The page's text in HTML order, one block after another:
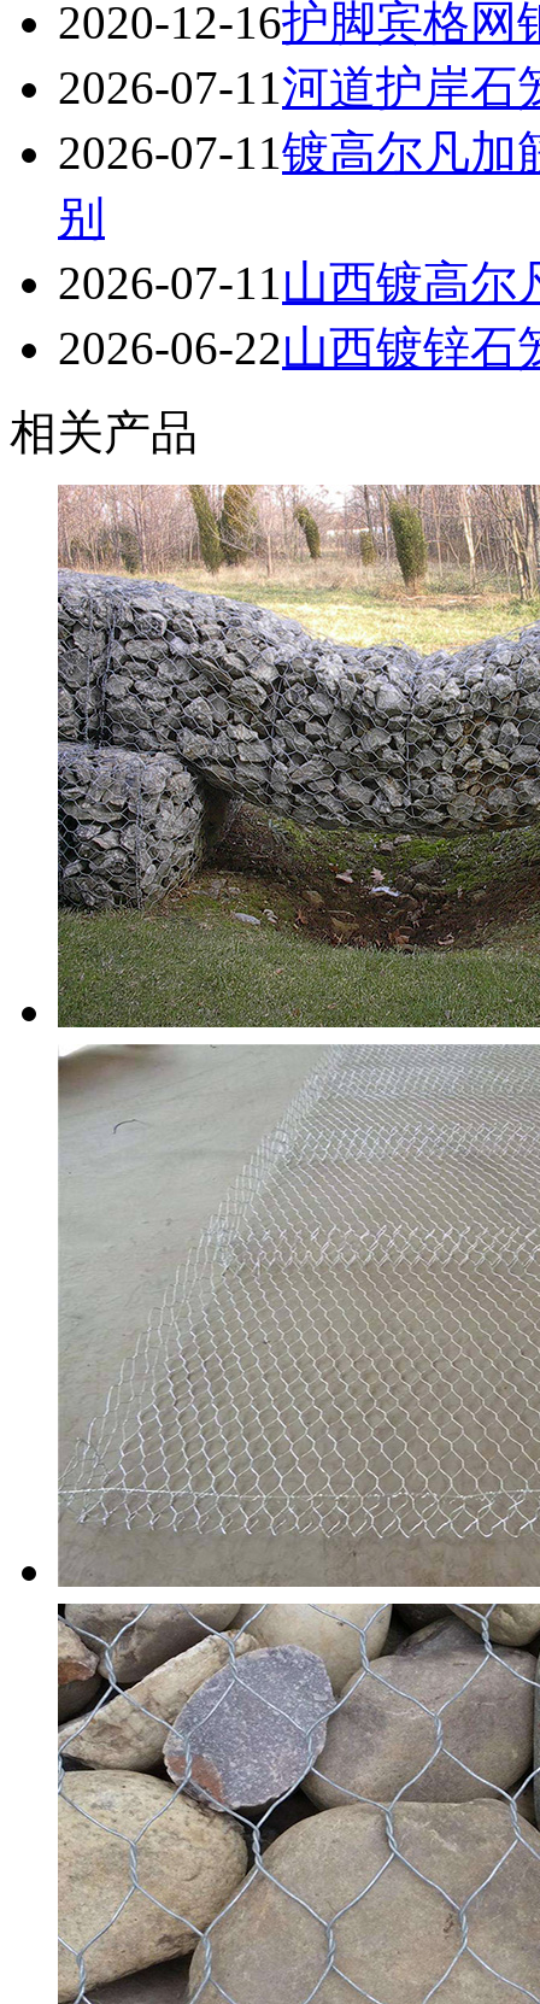
2020-12-16护脚宾格网
2026-07-11河道护岸石
2026-07-11镀高尔凡加
别
2026-07-11山西镀高尔
2026-06-22山西镀锌石
相关产品